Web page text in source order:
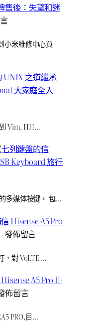
售後：失望和迷
小米維修中心買
UNIX 之道繼承
大家庭全入
Vim, HH…
七列鍵盤的信
Keyboard 旅行
多媒体按键， 包…
Hisense A5 Pro
發佈留言
，對 VoLTE …
A5 Pro E-
佈留言
PRO,目…